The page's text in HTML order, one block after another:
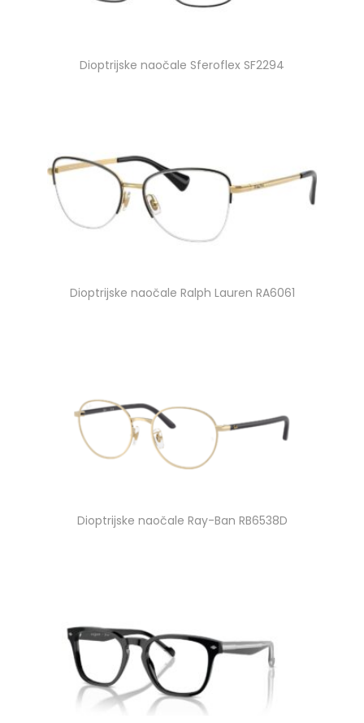
Dioptrijske naočale Sferoflex SF2294
Dioptrijske naočale Ralph Lauren RA6061
Dioptrijske naočale Ray-Ban RB6538D